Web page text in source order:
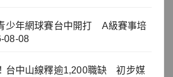
少年網球賽台中開打 A級賽事培
08-08
台中山線釋逾1,200職缺 初步媒